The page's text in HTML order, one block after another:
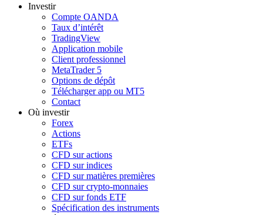
Investir
Compte OANDA
Taux d’intérêt
TradingView
Application mobile
Client professionnel
MetaTrader 5
Options de dépôt
Télécharger app ou MT5
Contact
Où investir
Forex
Actions
ETFs
CFD sur actions
CFD sur indices
CFD sur matières premières
CFD sur crypto-monnaies
CFD sur fonds ETF
Spécification des instruments